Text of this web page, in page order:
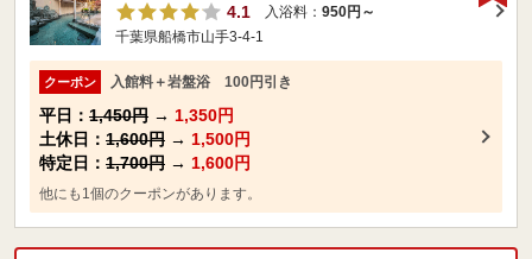
4.1
入浴料： 950円～
千葉県船橋市山手3-4-1
クーポン 入館料＋岩盤浴 100円引き
平日： 1,450円 → 1,350円
土休日： 1,600円 → 1,500円
特定日： 1,700円 → 1,600円
他にも1個のクーポンがあります。